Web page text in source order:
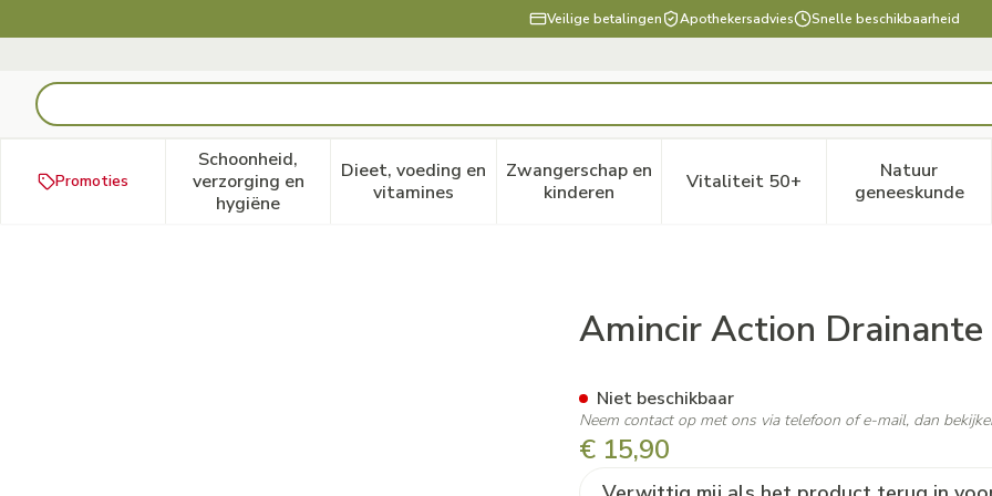
Veilige betalingen Apothekersadvies Snelle beschikbaarheid
Product, merk, categorie...
Promoties
Schoonheid,
verzorging en
hygiëne
Toon submenu voor Schoonheid, verzorging en hygiëne categorie
Dieet, voeding en
vitaminesToon submenu voor Dieet, voeding en vitamines categorie
Zwangerschap en
kinderenToon submenu voor Zwangerschap en kinderen
Vitaliteit 50+Toon submenu voor Vitaliteit
Natuur
geneeskunde
Toon
Amincir Action Drainante Fl 2x500ml 2de Gratis
Amincir Action
€ 15,90
Niet beschikbaar
Neem contact op met ons via telefoon of e-mail, dan